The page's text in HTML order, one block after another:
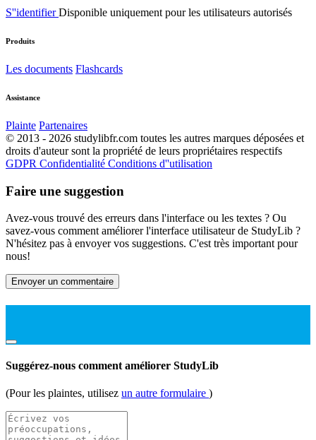
S''identifierDisponible uniquement pour les utilisateurs autorisés
Produits
Les documents Flashcards
Assistance
Plainte Partenaires
© 2013 - 2026 studylibfr.com toutes les autres marques déposées et
droits d'auteur sont la propriété de leurs propriétaires respectifs
GDPR Confidentialité Conditions d''utilisation
Faire une suggestion
Avez-vous trouvé des erreurs dans l'interface ou les textes ? Ou
savez-vous comment améliorer l'interface utilisateur de StudyLib ?
N'hésitez pas à envoyer vos suggestions. C'est très important pour
nous!
Envoyer un commentaire
Suggérez-nous comment améliorer StudyLib
(Pour les plaintes, utilisez un autre formulaire )